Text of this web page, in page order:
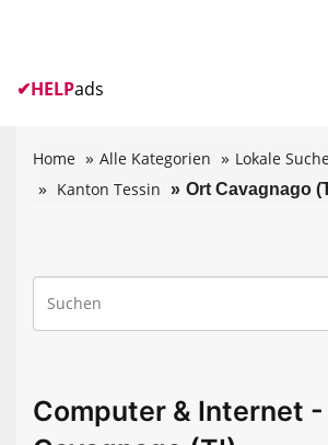
✔HELPads
Home Alle Kategorien
Lokale
Kanton Tessin
Ort Cavagnago
Computer & Internet